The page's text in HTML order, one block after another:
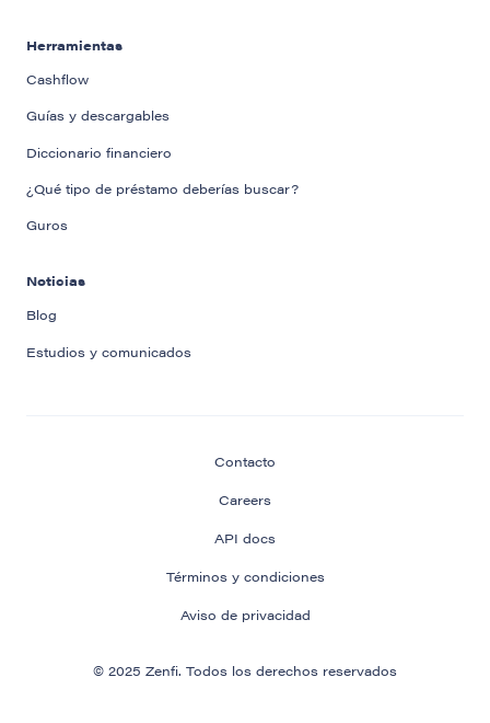
Herramientas
Cashflow
Guías y descargables
Diccionario financiero
¿Qué tipo de préstamo deberías buscar?
Guros
Noticias
Blog
Estudios y comunicados
© 2025 Zenfi. Todos los derechos reservados
Contacto
Careers
API docs
Términos y condiciones
Aviso de privacidad